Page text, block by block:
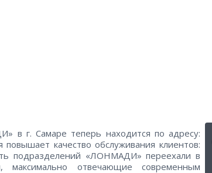
в г. Самаре теперь находится по адресу:
качество обслуживания клиентов:
подразделений «ЛОНМАДИ» переехали в
максимально отвечающие современным